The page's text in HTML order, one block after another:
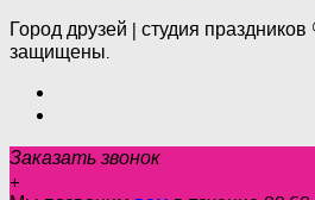
Город друзей | студия
защищены.
Заказать звонок
+